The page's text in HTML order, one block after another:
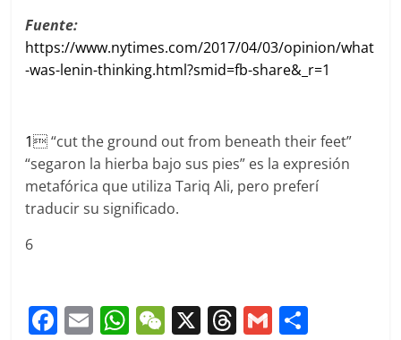
Fuente:
https://www.nytimes.com/2017/04/03/opinion/what
-was-lenin-thinking.html?smid=fb-share&_r=1
1 “cut the ground out from beneath their feet”
“segaron la hierba bajo sus pies” es la expresión
metafórica que utiliza Tariq Ali, pero preferí
traducir su significado.
6
F E W W X T G